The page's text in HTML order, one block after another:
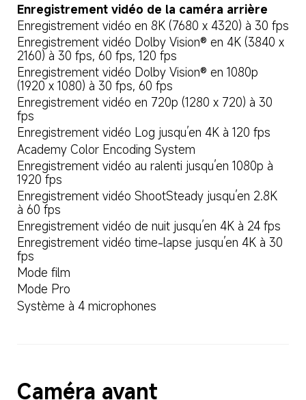
Enregistrement vidéo de la caméra arrière
Enregistrement vidéo en 8K (7680 x 4320) à 30 fps
Enregistrement vidéo Dolby Vision® en 4K (3840 x
2160) à 30 fps, 60 fps, 120 fps
Enregistrement vidéo Dolby Vision® en 1080p
(1920 x 1080) à 30 fps, 60 fps
Enregistrement vidéo en 720p (1280 x 720) à 30
fps
Enregistrement vidéo Log jusqu’en 4K à 120 fps
Academy Color Encoding System
Enregistrement vidéo au ralenti jusqu’en 1080p à
1920 fps
Enregistrement vidéo ShootSteady jusqu’en 2.8K
à 60 fps
Enregistrement vidéo de nuit jusqu’en 4K à 24 fps
Enregistrement vidéo time-lapse jusqu’en 4K à 30
fps
Mode film
Mode Pro
Système à 4 microphones
Caméra avant